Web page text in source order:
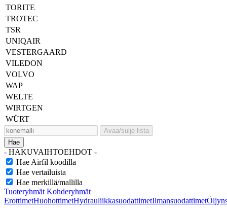
TORITE
TROTEC
TSR
UNIQAIR
VESTERGAARD
VILEDON
VOLVO
WAP
WELTE
WIRTGEN
WÜRT
Avaa/sulje lista
Hae
- HAKUVAIHTOEHDOT -
Hae Airfil koodilla
Hae vertailuista
Hae merkillä/mallilla
Tuoteryhmät Kohderyhmät
ErottimetHuohottimetHydrauliikkasuodattimetIlmansuodattimet